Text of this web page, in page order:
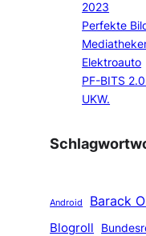
2023
Perfekte
Elektroauto
PF-BITS
UKW.
Android Barack
Blogroll